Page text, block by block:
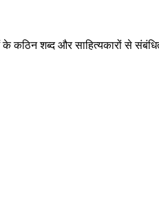
कठिन शब्द और साहित्यकारों से